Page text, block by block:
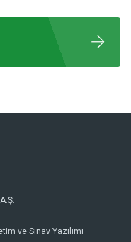
ve Sınav Yazılımı